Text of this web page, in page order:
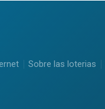
Sobre las loterias